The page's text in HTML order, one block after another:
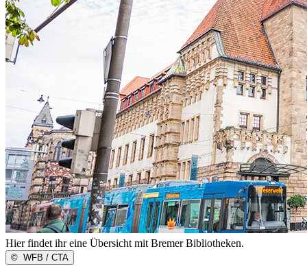
Hier findet ihr eine Übersicht mit Bremer Bibliotheken.
© WFB / CTA